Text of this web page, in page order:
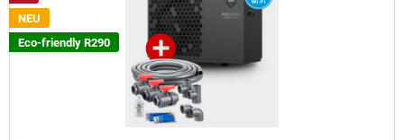
NEU
Eco-friendly R290